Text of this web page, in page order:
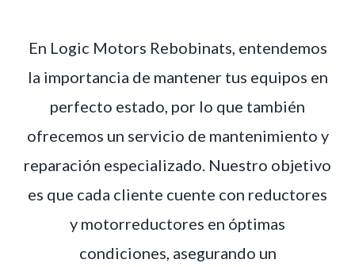
En Logic Motors Rebobinats, entendemos
la importancia de mantener tus equipos en
perfecto estado, por lo que también
ofrecemos un servicio de mantenimiento y
reparación especializado. Nuestro objetivo
es que cada cliente cuente con reductores
y motorreductores en óptimas
condiciones, asegurando un